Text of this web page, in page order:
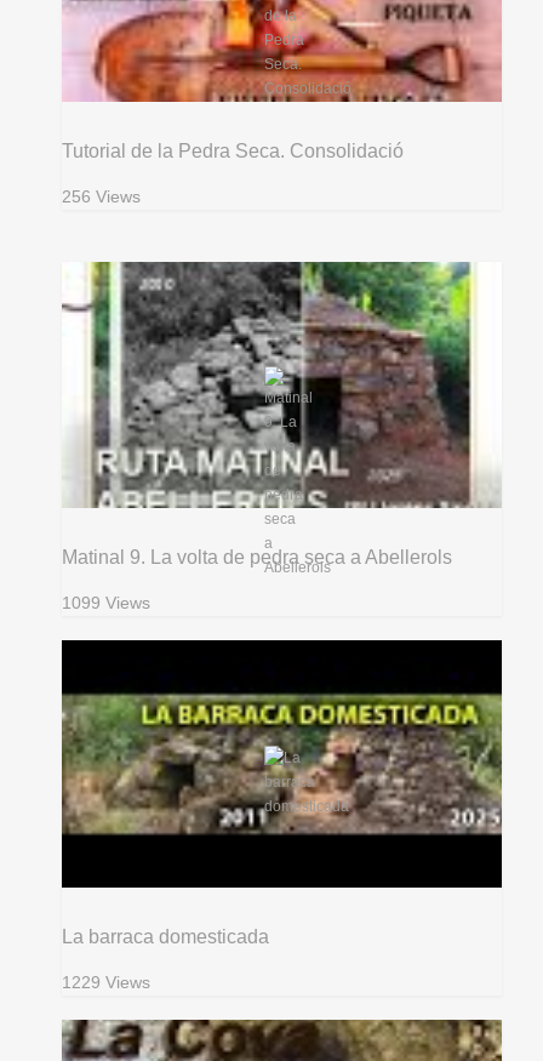
Tutorial de la Pedra Seca. Consolidació
256 Views
Matinal 9. La volta de pedra seca a Abellerols
1099 Views
La barraca domesticada
1229 Views